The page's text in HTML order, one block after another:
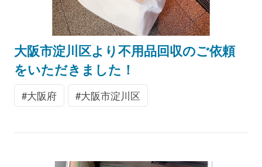
大阪市淀川区より不用品回収のご依頼
をいただきました！
大阪府 大阪市淀川区